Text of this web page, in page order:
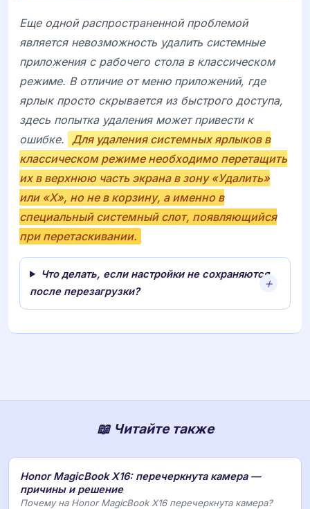
Еще одной распространенной проблемой
является невозможность удалить системные
приложения с рабочего стола в классическом
режиме. В отличие от меню приложений, где
ярлык просто скрывается из быстрого доступа,
здесь попытка удаления может привести к
ошибке.
Для удаления системных ярлыков в
классическом режиме необходимо перетащить
их в верхнюю часть экрана в зону «Удалить»
или «X», но не в корзину, а именно в
специальный системный слот, появляющийся
при перетаскивании.
Что делать, если настройки не сохраняются
после перезагрузки?
📖 Читайте также
Honor MagicBook X16: перечеркнута камера —
причины и решение
Почему на Honor MagicBook X16 перечеркнута камера?